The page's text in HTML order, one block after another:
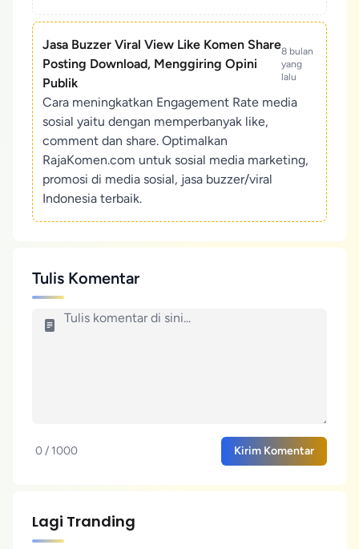
Jasa Buzzer Viral View Like Komen Share
Posting Download, Menggiring Opini
Publik
8 bulan
yang
lalu
Cara meningkatkan Engagement Rate media
sosial yaitu dengan memperbanyak like,
comment dan share. Optimalkan
RajaKomen.com untuk sosial media marketing,
promosi di media sosial, jasa buzzer/viral
Indonesia terbaik.
Tulis Komentar
0 / 1000 Kirim Komentar
Lagi Tranding